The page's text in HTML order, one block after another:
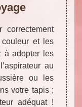
correctement
et les
à adopter les
au
ou les
votre tapis ;
adéquat !